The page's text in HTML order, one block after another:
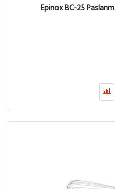
Epinox BC-25